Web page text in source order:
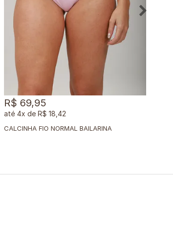
CALCINHA FIO NORMAL BAILARINA
R$ 69,95
4x de R$ 18,42